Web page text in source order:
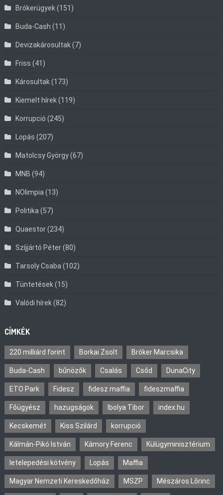
Brókerügyek(151)
Buda-Cash (11)
Devizakárosultak(7)
Friss (41)
Károsultak(173)
Kiemelt hírek(119)
Korrupció (245)
Lopás (207)
Matolcsy György(67)
MNB (94)
NOlimpia (13)
Politika (57)
Quaestor(234)
Szíjjártó Péter(80)
Tarsoly Csaba (102)
Tüntetések(15)
Valódi hírek(82)
CÍMKÉK
220 milliárd forint Borkai Zsolt Bróker Marcsika
Buda-Cash bűnözők Csalás Csőd DunaCity
ETO Park Fidesz fidesz maffia fideszmaffia
Főügyész hazugságok Ibolya Tibor index.hu
Kecskemét Kiss Szilárd korrupció
Kálmán-Pikó István Kámory Ferenc Külügyminisztérium
letelepedési kötvény Lopás Maffia
Magyar Nemzeti Kereskedőház MSZP Mészáros Lőrinc